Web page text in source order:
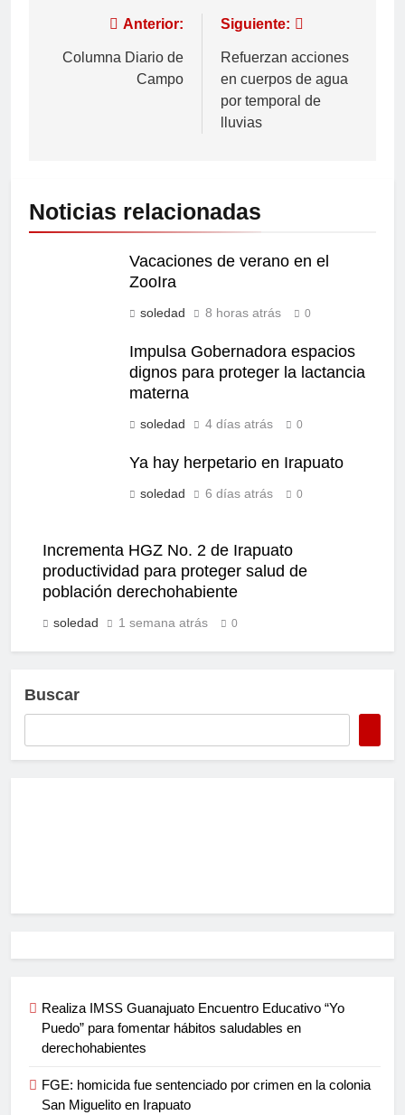
Anterior:
Columna Diario de
Campo
Siguiente:
Refuerzan acciones
en cuerpos de agua
por temporal de
lluvias
Noticias relacionadas
Vacaciones de verano en el
ZooIra
soledad 8 horas atrás 0
Impulsa Gobernadora espacios
dignos para proteger la lactancia
materna
soledad 4 días atrás 0
Ya hay herpetario en Irapuato
soledad 6 días atrás 0
Incrementa HGZ No. 2 de Irapuato
productividad para proteger salud de
población derechohabiente
soledad 1 semana atrás 0
Buscar
Realiza IMSS Guanajuato Encuentro Educativo “Yo
Puedo” para fomentar hábitos saludables en
derechohabientes
FGE: homicida fue sentenciado por crimen en la colonia
San Miguelito en Irapuato